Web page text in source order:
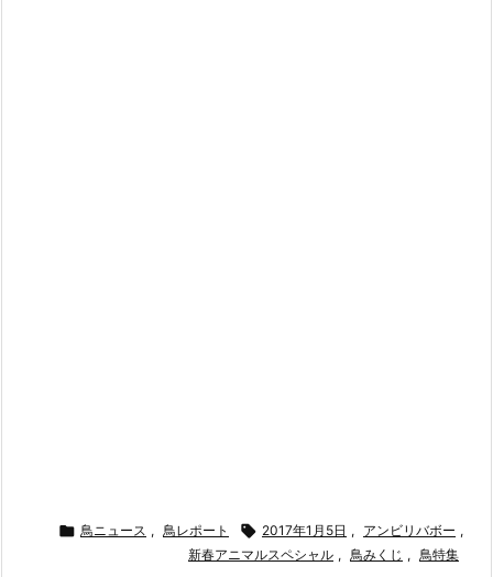
 鳥ニュース , 鳥レポート  2017年1月5日 , アンビリバボー ,
新春アニマルスペシャル , 鳥みくじ , 鳥特集